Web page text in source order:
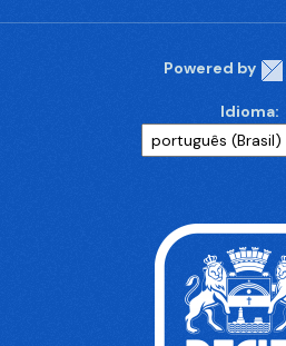
Powered by
Idioma